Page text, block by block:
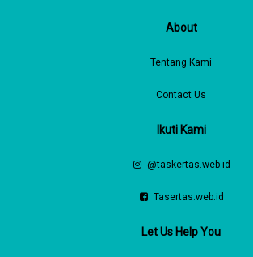
About
Tentang Kami
Contact Us
Ikuti Kami
@taskertas.web.id
Tasertas.web.id
Let Us Help You